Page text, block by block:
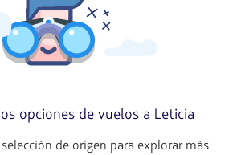
opciones de vuelos a Leticia
de origen para explorar más